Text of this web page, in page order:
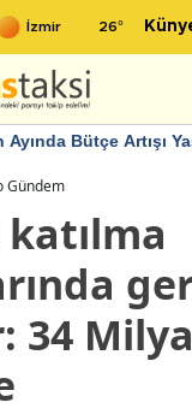
26°
Ayında Bütçe Artışı
Gündem
34